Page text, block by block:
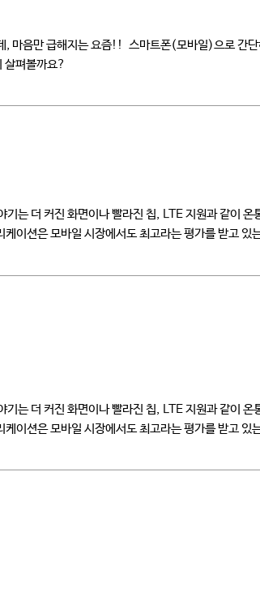
마음만 급해지는 요즘!! 스마트폰(모바일)으로 간
있는지 살펴볼까요?
더 커진 화면이나 빨라진 칩, LTE 지원과 같이 온
이션은 모바일 시장에서도 최고라는 평가를 받고 있
더 커진 화면이나 빨라진 칩, LTE 지원과 같이 온
이션은 모바일 시장에서도 최고라는 평가를 받고 있